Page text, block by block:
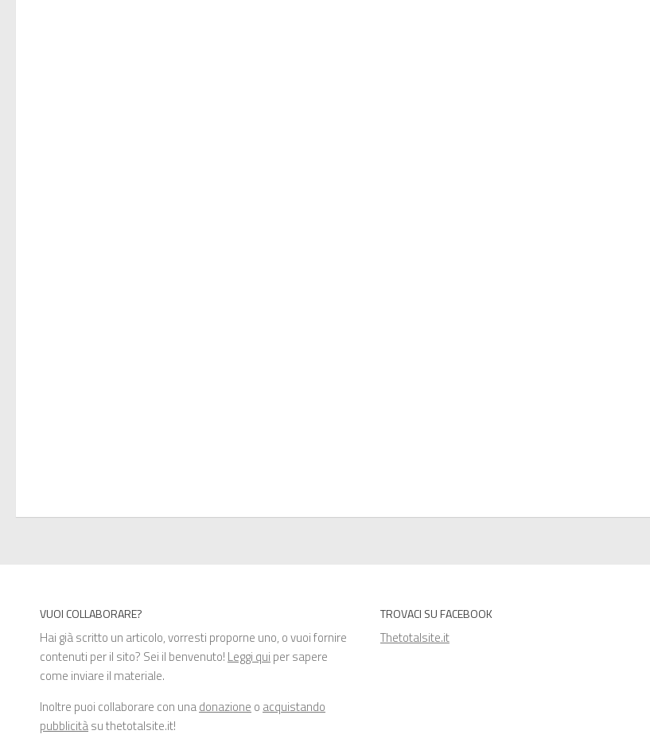
VUOI COLLABORARE?
Hai già scritto un articolo, vorresti proporne uno, o vuoi fornire
contenuti per il sito? Sei il benvenuto! Leggi qui per sapere
come inviare il materiale.
Inoltre puoi collaborare con unadonazione o acquistando
pubblicitàsu thetotalsite.it!
TROVACI SU FACEBOOK
Thetotalsite.it